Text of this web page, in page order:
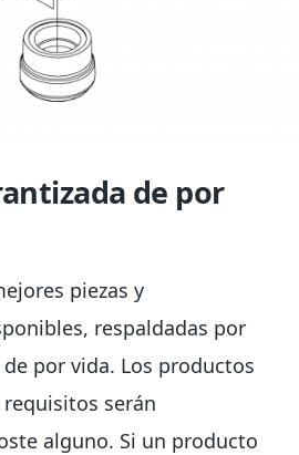
de por
piezas y
respaldadas por
por vida. Los productos
serán
alguno. Si un producto